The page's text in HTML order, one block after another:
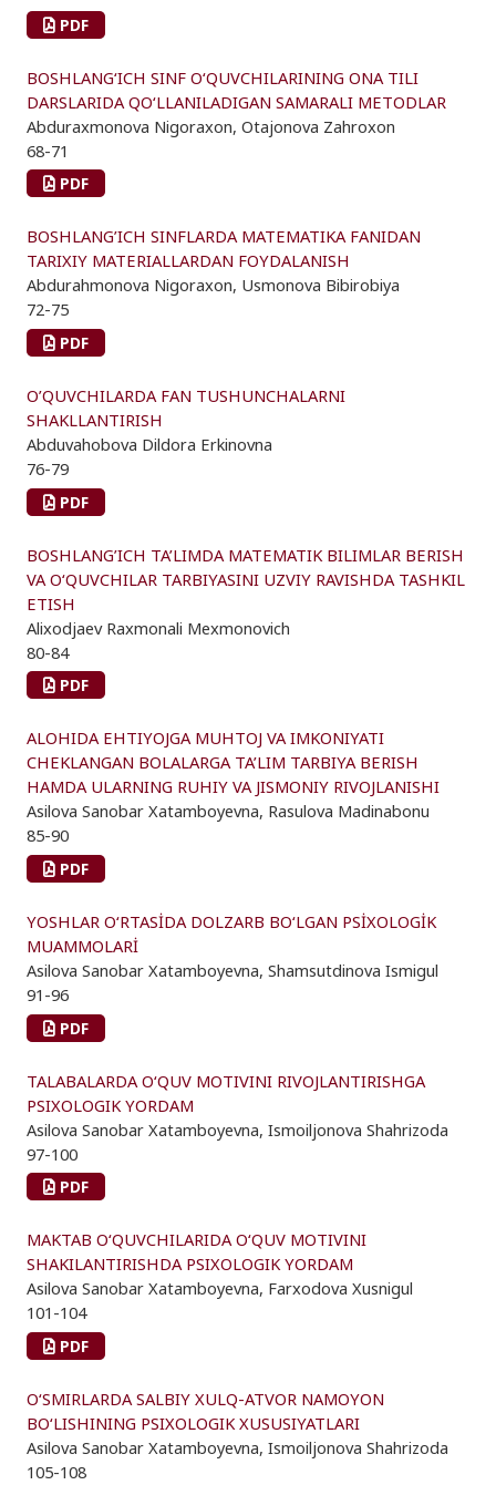
PDF
BOSHLANG‘ICH SINF O‘QUVCHILARINING ONA TILI
DARSLARIDA QO‘LLANILADIGAN SAMARALI METODLAR
Abduraxmonova Nigoraxon, Otajonova Zahroxon
68-71
PDF
BOSHLANG’ICH SINFLARDA MATEMATIKA FANIDAN
TARIXIY MATERIALLARDAN FOYDALANISH
Abdurahmonova Nigoraxon, Usmonova Bibirobiya
72-75
PDF
O’QUVCHILARDA FAN TUSHUNCHALARNI
SHAKLLANTIRISH
Abduvahobova Dildora Erkinovna
76-79
PDF
BOSHLANG’ICH TA’LIMDA MATEMATIK BILIMLAR BERISH
VA O‘QUVCHILAR TARBIYASINI UZVIY RAVISHDA TASHKIL
ETISH
Alixodjaev Raxmonali Mexmonovich
80-84
PDF
ALOHIDA EHTIYOJGA MUHTOJ VA IMKONIYATI
CHEKLANGAN BOLALARGA TA’LIM TARBIYA BERISH
HAMDA ULARNING RUHIY VA JISMONIY RIVOJLANISHI
Asilova Sanobar Xatamboyevna, Rasulova Madinabonu
85-90
PDF
YOSHLAR O‘RTASİDA DOLZARB BO‘LGAN PSİXOLOGİK
MUAMMOLARİ
Asilova Sanobar Xatamboyevna, Shamsutdinova Ismigul
91-96
PDF
TALABALARDA O‘QUV MOTIVINI RIVOJLANTIRISHGA
PSIXOLOGIK YORDAM
Asilova Sanobar Xatamboyevna, Ismoiljonova Shahrizoda
97-100
PDF
MAKTAB O‘QUVCHILARIDA O‘QUV MOTIVINI
SHAKILANTIRISHDA PSIXOLOGIK YORDAM
Asilova Sanobar Xatamboyevna, Farxodova Xusnigul
101-104
PDF
O‘SMIRLARDA SALBIY XULQ-ATVOR NAMOYON
BO‘LISHINING PSIXOLOGIK XUSUSIYATLARI
Asilova Sanobar Xatamboyevna, Ismoiljonova Shahrizoda
105-108